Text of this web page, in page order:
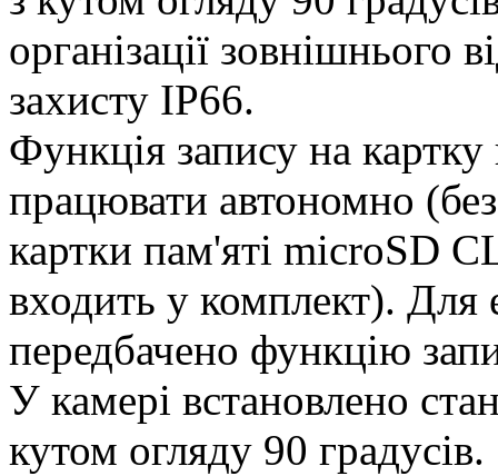
організації зовнішнього
захисту IP66.
Функція запису на картку
працювати автономно
картки пам'яті microSD
входить у комплект). Для
передбачено функцію
У камері встановлено
кутом огляду 90 градусів.